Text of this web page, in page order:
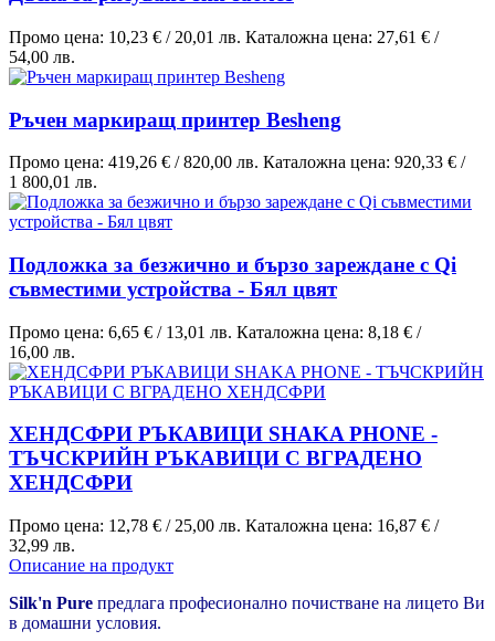
Промо цена: 10,23 € / 20,01 лв. Каталожна цена: 27,61 € /
54,00 лв.
Ръчен маркиращ принтер Besheng
Промо цена: 419,26 € /820,00 лв. Каталожна цена: 920,33 € /
1 800,01 лв.
Подложка за безжично и бързо зареждане с Qi
съвместими устройства - Бял цвят
Промо цена: 6,65 € / 13,01 лв. Каталожна цена: 8,18 € /
16,00 лв.
ХЕНДСФРИ РЪКАВИЦИ SHAKA PHONE -
ТЪЧСКРИЙН РЪКАВИЦИ С ВГРАДЕНО
ХЕНДСФРИ
Промо цена: 12,78 € / 25,00 лв. Каталожна цена: 16,87 € /
32,99 лв.
Описание на продукт
Silk'n Pure предлага професионално почистване на лицето Ви
в домашни условия.